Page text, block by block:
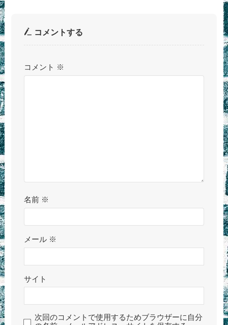
コメントする
コメント ※
名前 ※
メール ※
サイト
次回のコメントで使用するためブラウザーに自分